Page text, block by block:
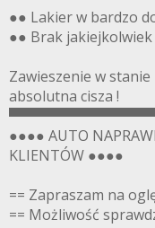
●● Lakier w bardzo
●● Brak
Zawieszenie w
absolutna cisza !
●●●● AUTO
KLIENTÓW ●●●●
== Zapraszam na
== Możliwość